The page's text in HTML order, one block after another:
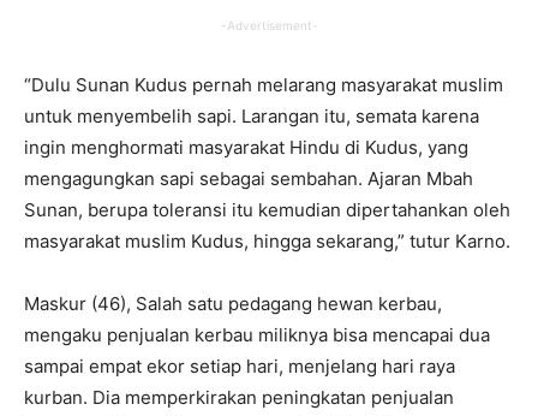
-Advertisement-
“Dulu Sunan Kudus pernah melarang masyarakat muslim
untuk menyembelih sapi. Larangan itu, semata karena
ingin menghormati masyarakat Hindu di Kudus, yang
mengagungkan sapi sebagai sembahan. Ajaran Mbah
Sunan, berupa toleransi itu kemudian dipertahankan oleh
masyarakat muslim Kudus, hingga sekarang,” tutur Karno.
Maskur (46), Salah satu pedagang hewan kerbau,
mengaku penjualan kerbau miliknya bisa mencapai dua
sampai empat ekor setiap hari, menjelang hari raya
kurban. Dia memperkirakan peningkatan penjualan